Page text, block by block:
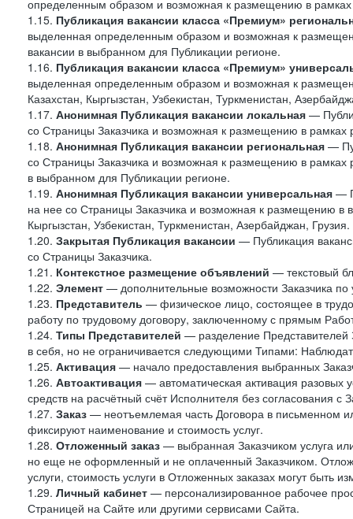
определенным образом и возможная к размещению в рамках
1.15. Публикация вакансии класса «Премиум»
выделенная определенным образом и возможная к
вакансии в выбранном для Публикации регионе.
1.16. Публикация вакансии класса «Премиум»
выделенная определенным образом и возможная к
Казахстан, Кыргызстан, Узбекистан, Туркменистан,
1.17. Анонимная Публикация вакансии локальная —
со Страницы Заказчика и возможная к размещению в рамках
1.18. Анонимная Публикация вакансии региональная —
со Страницы Заказчика и возможная к размещению в рамках
в выбранном для Публикации регионе.
1.19. Анонимная Публикация вакансии универсальная —
на нее со Страницы Заказчика и возможная к размещению в
Кыргызстан, Узбекистан, Туркменистан, Азербайджан, Грузия.
1.20. Закрытая Публикация вакансии — Публикация
со Страницы Заказчика.
1.21. Контекстное размещение объявлений — текстовый
1.22. Элемент — дополнительные возможности Заказчика
1.23. Представитель — физическое лицо, состоящее в
работу по трудовому договору, заключенному с прямым
1.24. Типы Представителей — разделение Представителей
в себя, но не ограничивается следующими Типами:
1.25. Активация — начало предоставления выбранных
1.26. Автоактивация — автоматическая активация разовых
средств на расчётный счёт Исполнителя без согласования с
1.27. Заказ — неотъемлемая часть Договора в письменном
фиксируют наименование и стоимость услуг.
1.28. Отложенный заказ — выбранная Заказчиком услуга
но еще не оформленный и не оплаченный Заказчиком.
услуги, стоимость услуги в Отложенных заказах могут
1.29. Личный кабинет — персонализированное рабочее
Страницей на Сайте или другими сервисами Сайта.